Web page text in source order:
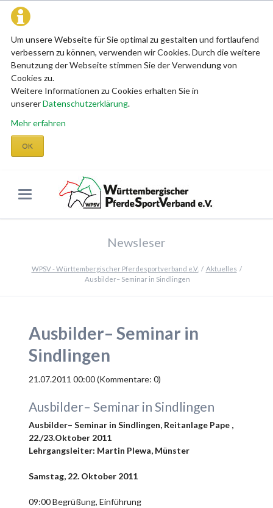
Um unsere Webseite für Sie optimal zu gestalten und fortlaufend
verbessern zu können, verwenden wir Cookies. Durch die weitere
Benutzung der Webseite stimmen Sie der Verwendung von
Cookies zu.
Weitere Informationen zu Cookies erhalten Sie in
unsererDatenschutzerklärung.
Mehr erfahren
OK
Newsleser
WPSV - Württembergischer Pferdesportverband e.V.
Aktuelles
Ausbilder– Seminar in Sindlingen
Ausbilder– Seminar in
Sindlingen
21.07.2011 00:00(Kommentare: 0)
Ausbilder– Seminar in Sindlingen
Ausbilder– Seminar in Sindlingen, Reitanlage Pape ,
22./23.Oktober 2011
Lehrgangsleiter: Martin Plewa, Münster
Samstag, 22. Oktober 2011
09:00 Begrüßung, Einführung